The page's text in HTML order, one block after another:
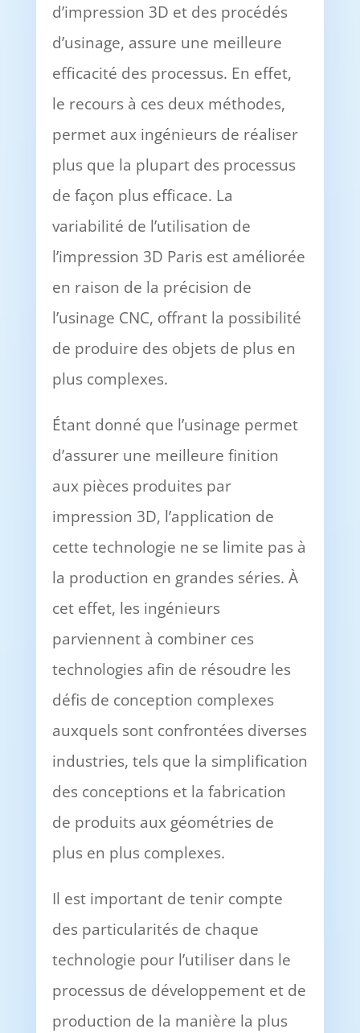
d’impression 3D et des procédés
d’usinage, assure une meilleure
efficacité des processus. En effet,
le recours à ces deux méthodes,
permet aux ingénieurs de réaliser
plus que la plupart des processus
de façon plus efficace. La
variabilité de l’utilisation de
l’impression 3D Paris est améliorée
en raison de la précision de
l’usinage CNC, offrant la possibilité
de produire des objets de plus en
plus complexes.
Étant donné que l’usinage permet
d’assurer une meilleure finition
aux pièces produites par
impression 3D, l’application de
cette technologie ne se limite pas à
la production en grandes séries. À
cet effet, les ingénieurs
parviennent à combiner ces
technologies afin de résoudre les
défis de conception complexes
auxquels sont confrontées diverses
industries, tels que la simplification
des conceptions et la fabrication
de produits aux géométries de
plus en plus complexes.
Il est important de tenir compte
des particularités de chaque
technologie pour l’utiliser dans le
processus de développement et de
production de la manière la plus